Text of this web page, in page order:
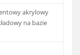
akrylowy
na bazie